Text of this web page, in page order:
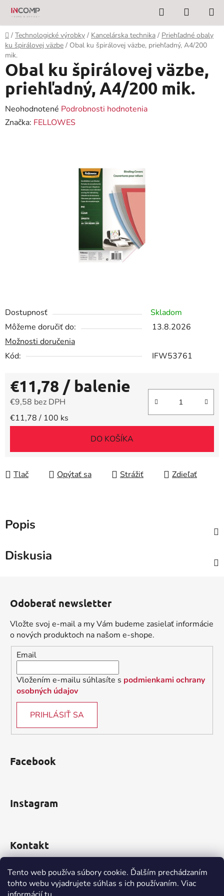
Tento web používa súbory cookie. Ďalším prechádzaním
tohto webu vyjadrujete súhlas s ich používaním. Viac
Prejsť
obsah
Hľadať
KOŠÍK
Domov
/ Technologické výrobky / Kancelárska technika / Priehľadné obaly
ku špirálovej väzbe / Obal ku špirálovej väzbe, priehľadný, A4/200
mik.
Dostupnosť
Skladom
Môžeme doručiť do:
13.8.2026
Možnosti doručenia
Kód:
IFW53761
€11,78 / balenie
€9,58 bez DPH
Jednotková cena:
€11,78 / 100 ks
DO KOŠÍKA
Tlač Opýtať sa Strážiť Zdieľať
Obal ku špirálovej väzbe,
priehľadný, A4/200 mik.
Priemerné
hodnotenie
Neohodnotené Podrobnosti hodnotenia
Značka: FELLOWES
Popis
Diskusia
Odoberať newsletter
Vložte svoj e-mail a my Vám budeme zasielať informácie
o nových produktoch na našom e-shope.
Email
Vložením e-mailu súhlasíte s podmienkami ochrany
osobných údajov
PRIHLÁSIŤ SA
Facebook
Instagram
Kontakt
obchod@incomp.sk